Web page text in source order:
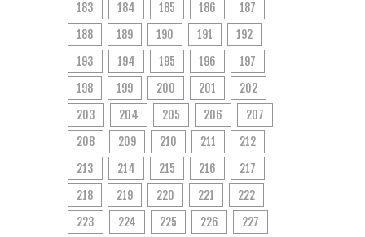
183
184 185 186
187
188
189 190 191
192
193
194 195 196
197
198
199 200 201
202
203
204 205 206
207
208
209 210 211
212
213
214 215 216
217
218
219 220 221
222
223
224 225 226
227